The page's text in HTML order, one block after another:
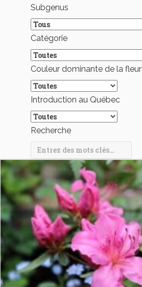
Subgenus
Catégorie
Couleur dominante de la fleur
Introduction au Québec
Recherche